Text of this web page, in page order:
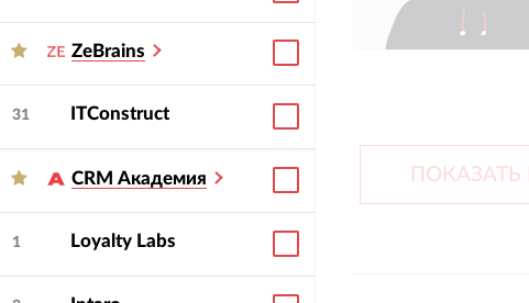
ZeBrains
31 ITConstruct
CRM Академия
1 Loyalty Labs